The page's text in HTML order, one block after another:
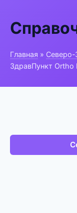
Главная » Северо-
ЗдравПункт Ortho